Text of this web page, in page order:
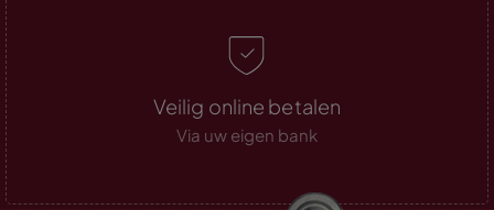
Veilig online betalen
Via uw eigen bank